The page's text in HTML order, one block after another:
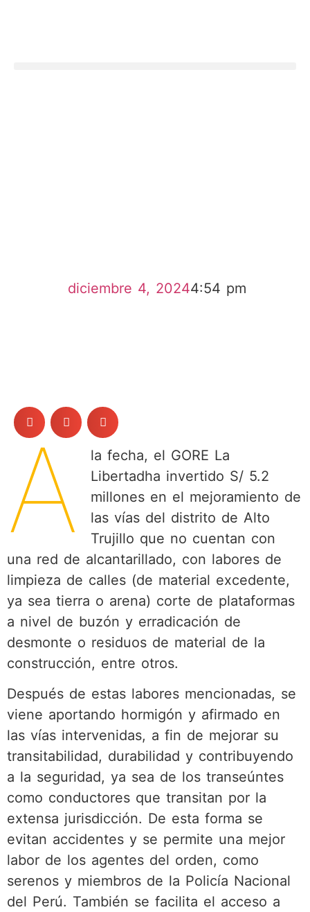
diciembre 4, 20244:54 pm
A
la fecha, el GORE La
Libertadha invertido S/ 5.2
millones en el mejoramiento de
las vías del distrito de Alto
Trujillo que no cuentan con
una red de alcantarillado, con labores de
limpieza de calles (de material excedente,
ya sea tierra o arena) corte de plataformas
a nivel de buzón y erradicación de
desmonte o residuos de material de la
construcción, entre otros.
Después de estas labores mencionadas, se
viene aportando hormigón y afirmado en
las vías intervenidas, a fin de mejorar su
transitabilidad, durabilidad y contribuyendo
a la seguridad, ya sea de los transeúntes
como conductores que transitan por la
extensa jurisdicción. De esta forma se
evitan accidentes y se permite una mejor
labor de los agentes del orden, como
serenos y miembros de la Policía Nacional
del Perú. También se facilita el acceso a